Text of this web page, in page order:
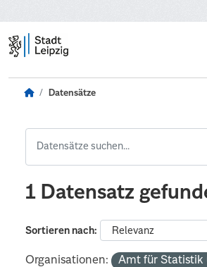
Datensätze
1 Datensatz
Sortieren nach
Organisationen:
Amt für Statistik